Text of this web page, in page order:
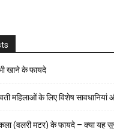
खाने के फायदे
महिलाओं के लिए विशेष सावधानियां
(वलरी मटर) के फायदे – क्या यह